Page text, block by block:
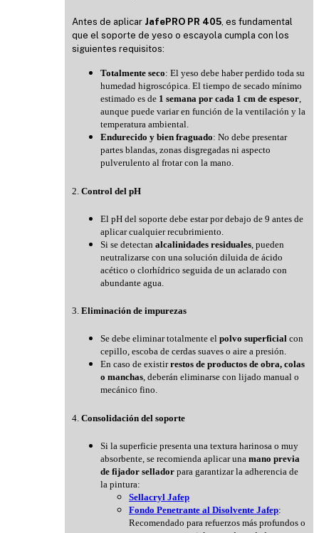
Antes de aplicar JafePRO PR 405, es fundamental
que el soporte de yeso o escayola cumpla con los
siguientes requisitos:
Totalmente seco: El yeso debe haber perdido toda su
humedad higroscópica. El tiempo de secado mínimo
estimado es de 1 semana por cada 1 cm de espesor,
aunque puede variar en función de la ventilación y la
temperatura ambiental.
Endurecido y bien fraguado: No debe presentar
partes blandas, zonas disgregadas ni aspecto
pulverulento al frotar con la mano.
2. Control del pH
El pH del soporte debe estar por debajo de 9 antes de
aplicar cualquier recubrimiento.
Si se detectan alcalinidades residuales , pueden
neutralizarse con una solución diluida de ácido
acético o clorhídrico seguida de un aclarado con
abundante agua.
3. Eliminación de impurezas
Se debe eliminar totalmente el polvo superficial con
cepillo, escoba de cerdas suaves o aire a presión.
En caso de existirrestos de productos de obra, colas
o manchas, deberán eliminarse con lijado manual o
mecánico fino.
4. Consolidación del soporte
Si la superficie presenta una textura harinosa o muy
absorbente, se recomienda aplicar una mano previa
de fijador sellador para garantizar la adherencia de
la pintura:
Sellacryl Jafep
Fondo Penetrante al Disolvente Jafep:
Recomendado para refuerzos más profundos o